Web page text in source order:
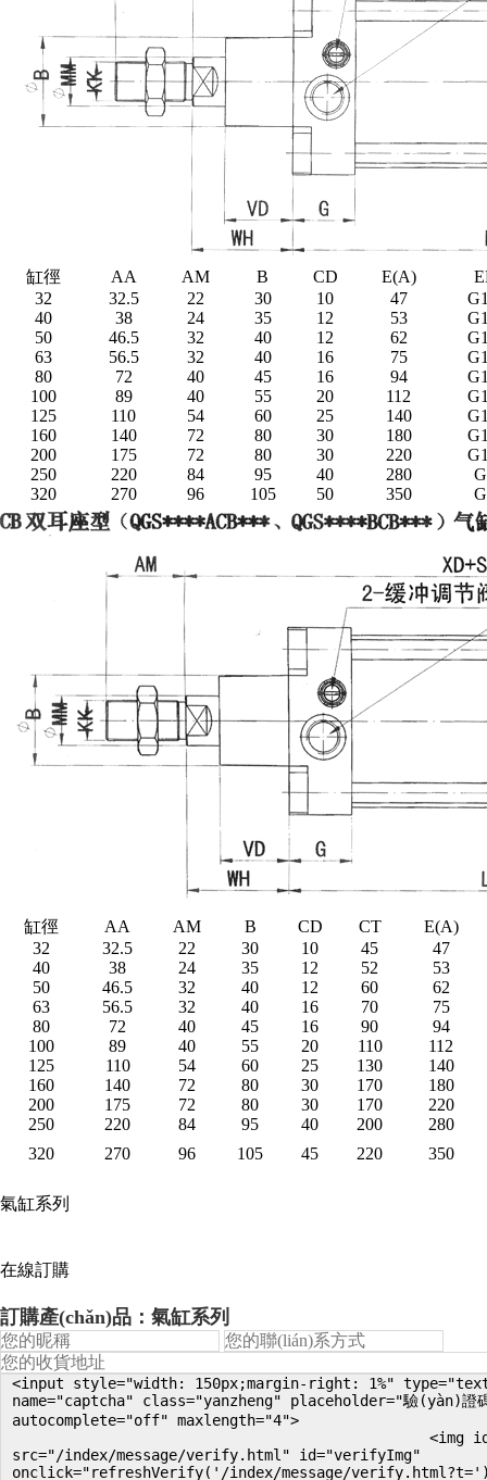
缸徑 AA AM B CD E(A)
32
32.5 22 30 10 47
40
38 24 35 12 53
50
46.5 32 40 12 62
63
56.5 32 40 16 75
80
72 40 45 16 94
100
89 40 55 20 112
125
110 54 60 25 140
160
140 72 80 30 180
200
175 72 80 30 220
250
220 84 95 40 280
320
270 96 105 50 350
缸徑 AA AM B CD CT
E(A)
32
32.5 22 30 10 45
47
40
38 24 35 12 52
53
50
46.5 32 40 12 60
62
63
56.5 32 40 16 70
75
80
72 40 45 16 90
94
100
89 40 55 20 110
112
125
110 54 60 25 130
140
160
140 72 80 30 170
180
200
175 72 80 30 170
220
250
220 84 95 40 200
280
320
270 96 105 45 220 350
氣缸系列
在線訂購
訂購產(chǎn)品：氣缸系列